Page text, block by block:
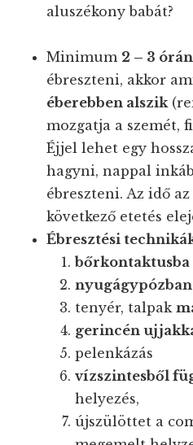
aluszékony babát?
Minimum 2 – 3
ébreszteni, akkor
éberebben alszik
mozgatja a szemét,
Éjjel lehet egy
hagyni, nappal
ébreszteni. Az idő
következő etetés
Ébresztési
bőrkontaktusba
nyugágypózban
tenyér, talpak
gerincén
pelenkázás
vízszintesből
helyezés,
újszülöttet a